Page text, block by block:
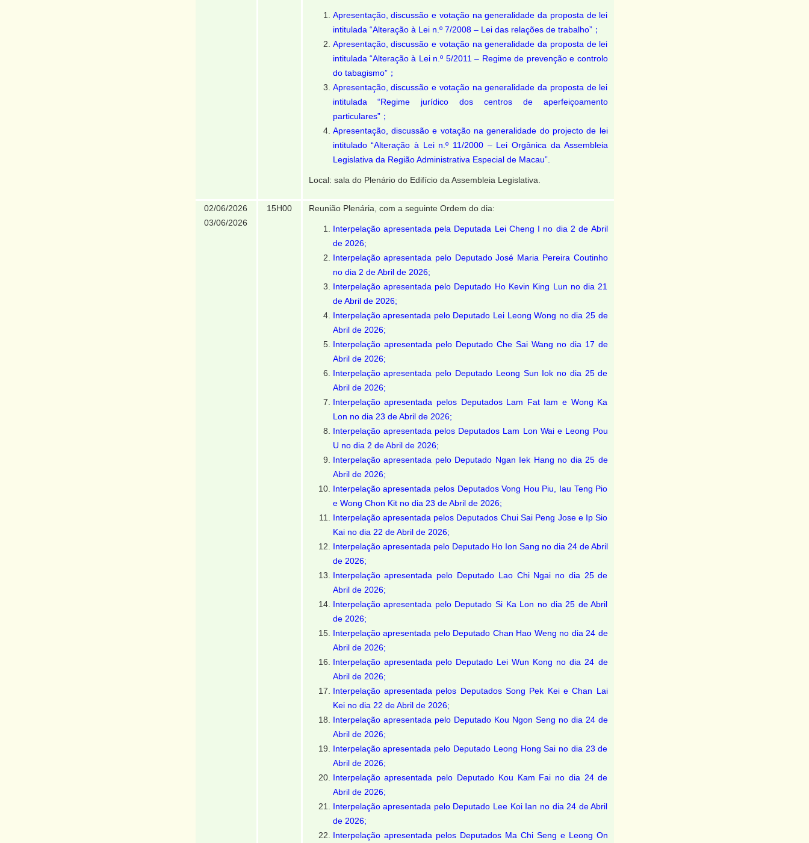
Apresentação, discussão e votação na generalidade da proposta de lei
intitulada “Alteração à Lei n.º 7/2008 ‒ Lei das relações de trabalho”；
Apresentação, discussão e votação na generalidade da proposta de lei
intitulada “Alteração à Lei n.º 5/2011 – Regime de prevenção e controlo
do tabagismo”；
Apresentação, discussão e votação na generalidade da proposta de lei
intitulada “Regime jurídico dos centros de aperfeiçoamento
particulares”；
Apresentação, discussão e votação na generalidade do projecto de lei
intitulado “Alteração à Lei n.º 11/2000 – Lei Orgânica da Assembleia
Legislativa da Região Administrativa Especial de Macau”.
Local: sala do Plenário do Edifício da Assembleia Legislativa.
02/06/2026
03/06/2026
15H00 Reunião Plenária, com a seguinte Ordem do dia:
Interpelação apresentada pela Deputada Lei Cheng I no dia 2 de Abril
de 2026;
Interpelação apresentada pelo Deputado José Maria Pereira Coutinho
no dia 2 de Abril de 2026;
Interpelação apresentada pelo Deputado Ho Kevin King Lun no dia 21
de Abril de 2026;
Interpelação apresentada pelo Deputado Lei Leong Wong no dia 25 de
Abril de 2026;
Interpelação apresentada pelo Deputado Che Sai Wang no dia 17 de
Abril de 2026;
Interpelação apresentada pelo Deputado Leong Sun Iok no dia 25 de
Abril de 2026;
Interpelação apresentada pelos Deputados Lam Fat Iam e Wong Ka
Lon no dia 23 de Abril de 2026;
Interpelação apresentada pelos Deputados Lam Lon Wai e Leong Pou
U no dia 2 de Abril de 2026;
Interpelação apresentada pelo Deputado Ngan Iek Hang no dia 25 de
Abril de 2026;
Interpelação apresentada pelos Deputados Vong Hou Piu, Iau Teng Pio
e Wong Chon Kit no dia 23 de Abril de 2026;
Interpelação apresentada pelos Deputados Chui Sai Peng Jose e Ip Sio
Kai no dia 22 de Abril de 2026;
Interpelação apresentada pelo Deputado Ho Ion Sang no dia 24 de Abril
de 2026;
Interpelação apresentada pelo Deputado Lao Chi Ngai no dia 25 de
Abril de 2026;
Interpelação apresentada pelo Deputado Si Ka Lon no dia 25 de Abril
de 2026;
Interpelação apresentada pelo Deputado Chan Hao Weng no dia 24 de
Abril de 2026;
Interpelação apresentada pelo Deputado Lei Wun Kong no dia 24 de
Abril de 2026;
Interpelação apresentada pelos Deputados Song Pek Kei e Chan Lai
Kei no dia 22 de Abril de 2026;
Interpelação apresentada pelo Deputado Kou Ngon Seng no dia 24 de
Abril de 2026;
Interpelação apresentada pelo Deputado Leong Hong Sai no dia 23 de
Abril de 2026;
Interpelação apresentada pelo Deputado Kou Kam Fai no dia 24 de
Abril de 2026;
Interpelação apresentada pelo Deputado Lee Koi Ian no dia 24 de Abril
de 2026;
Interpelação apresentada pelos Deputados Ma Chi Seng e Leong On